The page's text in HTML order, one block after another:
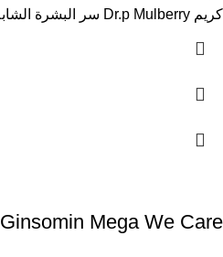
كريم Dr.p Mulberry سر البشرة الشابة والمشرقة اكتشفي كريم Dr.p Mulberry، عناية متكاملة تمنحك بشرة مثالية ومليئة بالحيوية. بفضل تركيبته
Ginsomin Mega We Care